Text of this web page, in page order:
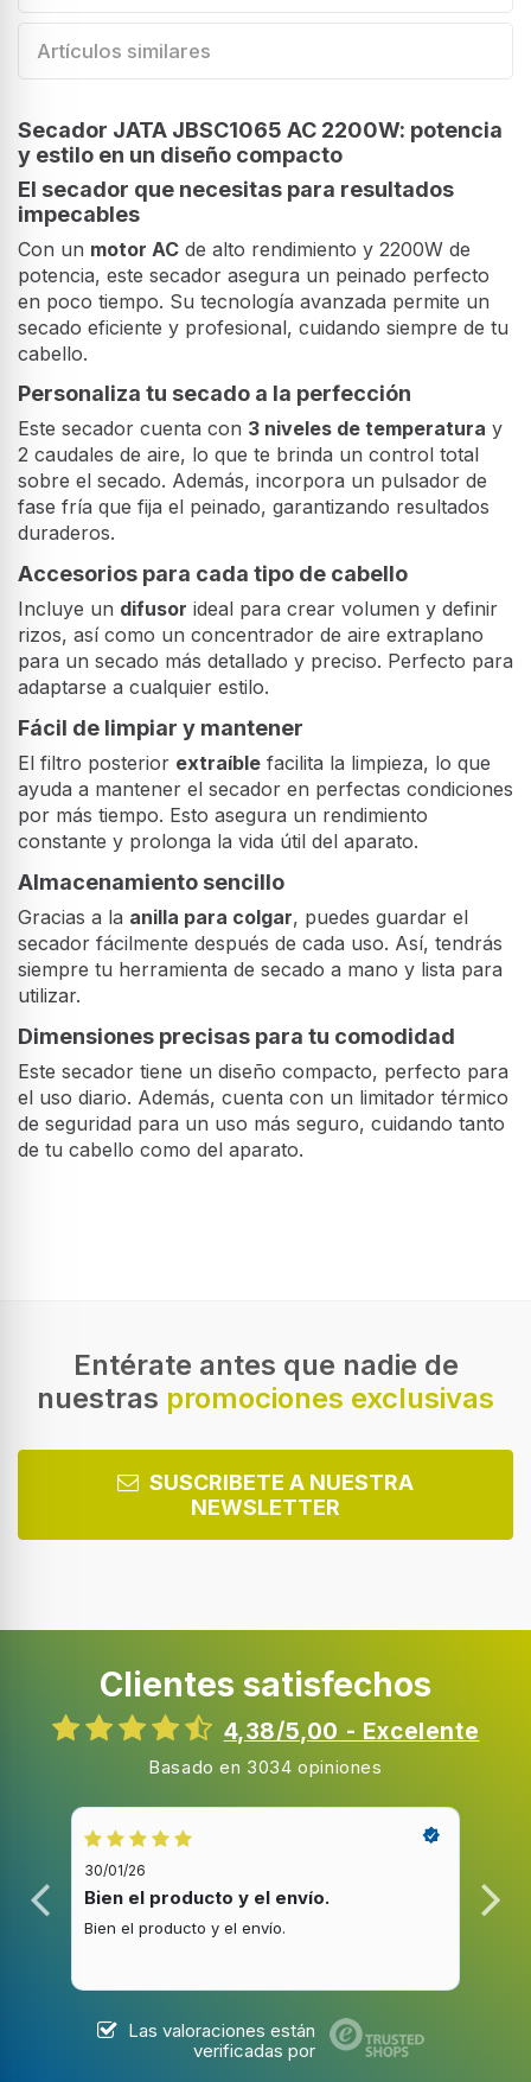
Artículos similares
Secador JATA JBSC1065 AC 2200W: potencia
y estilo en un diseño compacto
El secador que necesitas para resultados
impecables
Con un motor AC de alto rendimiento y 2200W de
potencia, este secador asegura un peinado perfecto
en poco tiempo. Su tecnología avanzada permite un
secado eficiente y profesional, cuidando siempre de tu
cabello.
Personaliza tu secado a la perfección
Este secador cuenta con 3 niveles de temperatura y
2 caudales de aire, lo que te brinda un control total
sobre el secado. Además, incorpora un pulsador de
fase fría que fija el peinado, garantizando resultados
duraderos.
Accesorios para cada tipo de cabello
Incluye un difusor ideal para crear volumen y definir
rizos, así como un concentrador de aire extraplano
para un secado más detallado y preciso. Perfecto para
adaptarse a cualquier estilo.
Fácil de limpiar y mantener
El filtro posterior extraíble facilita la limpieza, lo que
ayuda a mantener el secador en perfectas condiciones
por más tiempo. Esto asegura un rendimiento
constante y prolonga la vida útil del aparato.
Almacenamiento sencillo
Gracias a la anilla para colgar, puedes guardar el
secador fácilmente después de cada uso. Así, tendrás
siempre tu herramienta de secado a mano y lista para
utilizar.
Dimensiones precisas para tu comodidad
Este secador tiene un diseño compacto, perfecto para
el uso diario. Además, cuenta con un limitador térmico
de seguridad para un uso más seguro, cuidando tanto
de tu cabello como del aparato.
Función de disparo frío
Anilla para colgar
Filtro extraíble
Eficiencia energética
Voltaje de entrada AC
Entérate antes que nadie de
nuestras promociones exclusivas
SUSCRIBETE A NUESTRA
NEWSLETTER
Clientes satisfechos
4,38/5,00 - Excelente
Basado en 3034 opiniones
30/01/26
Bien el producto y el envío.
Bien el producto y el envío.
Las valoraciones están
verificadas por